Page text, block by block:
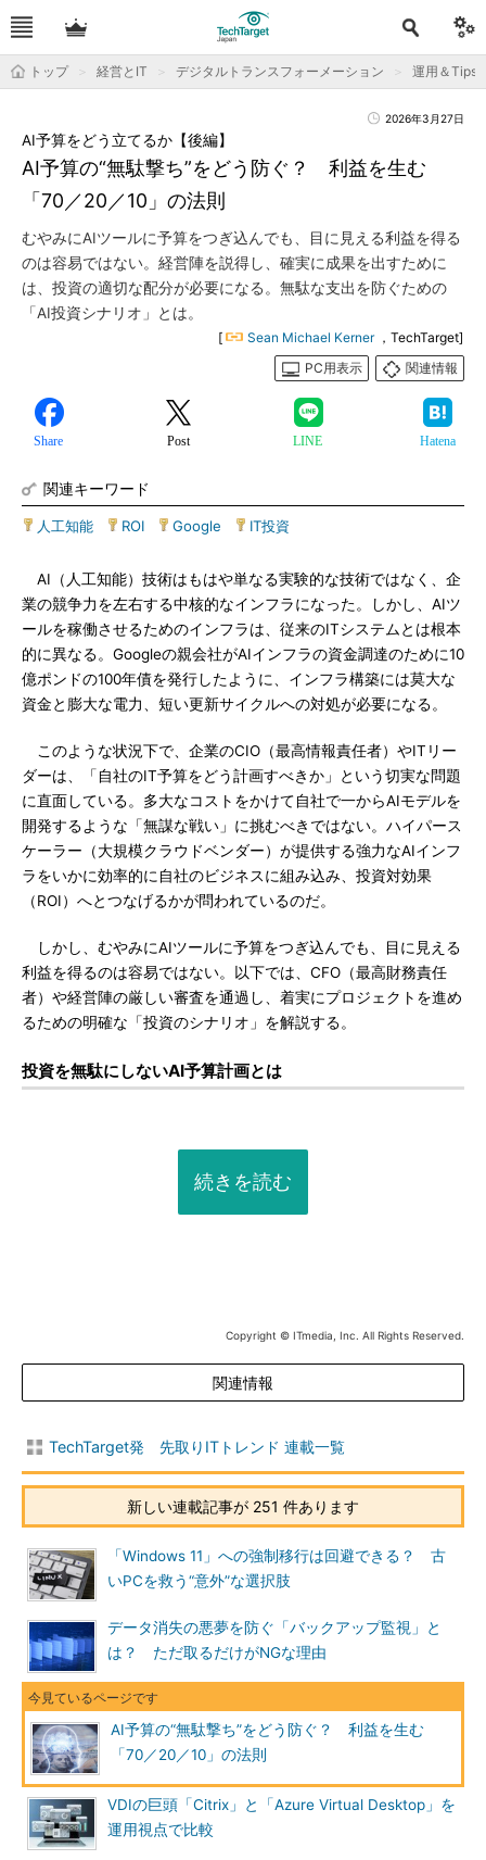
トップ 経営とIT デジタルトランスフォーメーション 運用＆Tips
2026年3月27日
AI予算の“無駄撃ち”をどう防ぐ？ 利益を生む
「70／20／10」の法則
AI予算をどう立てるか【後編】
むやみにAIツールに予算をつぎ込んでも、目に見える利益を得る
のは容易ではない。経営陣を説得し、確実に成果を出すために
は、投資の適切な配分が必要になる。無駄な支出を防ぐための
「AI投資シナリオ」とは。
[ Sean Michael Kerner ，TechTarget]
PC用表示
関連情報
Share Post LINE Hatena
関連キーワード
人工知能 ROI Google IT投資
AI（人工知能）技術はもはや単なる実験的な技術ではなく、企
業の競争力を左右する中核的なインフラになった。しかし、AIツ
ールを稼働させるためのインフラは、従来のITシステムとは根本
的に異なる。Googleの親会社がAIインフラの資金調達のために10
億ポンドの100年債を発行したように、インフラ構築には莫大な
資金と膨大な電力、短い更新サイクルへの対処が必要になる。
このような状況下で、企業のCIO（最高情報責任者）やITリー
ダーは、「自社のIT予算をどう計画すべきか」という切実な問題
に直面している。多大なコストをかけて自社で一からAIモデルを
開発するような「無謀な戦い」に挑むべきではない。ハイパース
ケーラー（大規模クラウドベンダー）が提供する強力なAIインフ
ラをいかに効率的に自社のビジネスに組み込み、投資対効果
（ROI）へとつなげるかが問われているのだ。
しかし、むやみにAIツールに予算をつぎ込んでも、目に見える
利益を得るのは容易ではない。以下では、CFO（最高財務責任
者）や経営陣の厳しい審査を通過し、着実にプロジェクトを進め
るための明確な「投資のシナリオ」を解説する。
投資を無駄にしないAI予算計画とは
続きを読む
Copyright © ITmedia, Inc. All Rights Reserved.
関連情報
TechTarget発 先取りITトレンド 連載一覧
新しい連載記事が 251 件あります
「Windows 11」への強制移行は回避できる？ 古
いPCを救う“意外”な選択肢
データ消失の悪夢を防ぐ「バックアップ監視」と
は？ ただ取るだけがNGな理由
AI予算の“無駄撃ち”をどう防ぐ？ 利益を生む
「70／20／10」の法則
VDIの巨頭「Citrix」と「Azure Virtual Desktop」を
運用視点で比較